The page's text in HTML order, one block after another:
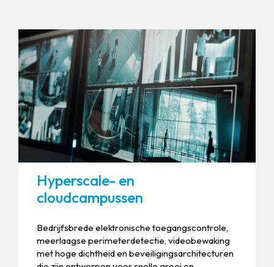
Hyperscale- en
cloudcampussen
Bedrijfsbrede elektronische toegangscontrole,
meerlaagse perimeterdetectie, videobewaking
met hoge dichtheid en beveiligingsarchitecturen